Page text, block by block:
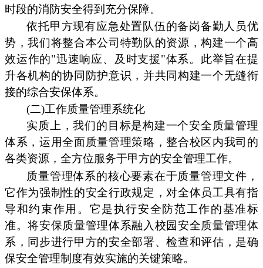
时段的消防安全得到充分保障。
依托甲方现有应急处置队伍的备岗备勤人员优
势，我们将整合本公司特勤队的资源，构建一个高
效运作的"迅速响应、及时支援"体系。此举旨在提
升各机构的协同防护意识，并共同构建一个无缝衔
接的综合安保体系。
(二)工作质量管理系统化
实质上，我们的目标是构建一个安全质量管理
体系，运用全面质量管理策略，整合校区内我司的
各类资源，全方位服务于甲方的安全管理工作。
质量管理体系的核心要素在于质量管理文件，
它作为强制性的安全行政规定，对全体员工具有指
导和约束作用。它是执行安全防范工作的基准标
准。将安保质量管理体系融入校园安全质量管理体
系，同步进行甲方的安全部署、检查和评估，是确
保安全管理制度有效实施的关键策略。